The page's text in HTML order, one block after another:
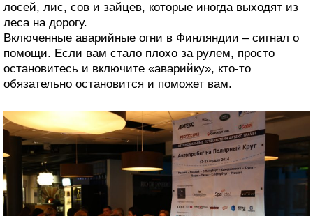
лосей, лис, сов и зайцев, которые иногда выходят из
леса на дорогу.
Включенные аварийные огни в Финляндии – сигнал о
помощи. Если вам стало плохо за рулем, просто
остановитесь и включите «аварийку», кто-то
обязательно остановится и поможет вам.